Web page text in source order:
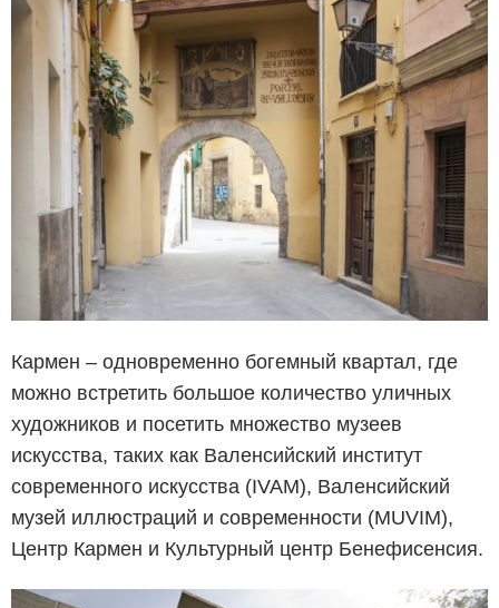
Кармен – одновременно богемный квартал, где
можно встретить большое количество уличных
художников и посетить множество музеев
искусства, таких как Валенсийский институт
современного искусства (IVAM), Валенсийский
музей иллюстраций и современности (MUVIM),
Центр Кармен и Культурный центр Бенефисенсия.